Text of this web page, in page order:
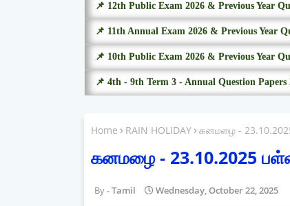
📌 12th Public Exam 2026 & Previous Year
📌 11th Annual Exam 2026 & Previous Year
📌 10th Public Exam 2026 & Previous Year
📌 4th - 9th Term 3 - Annual Question Papers
Home RAIN HOLIDAY கனமழை - 23.10.2025
கனமழை - 23.10.2025
Tamil Wednesday, October 22, 2025